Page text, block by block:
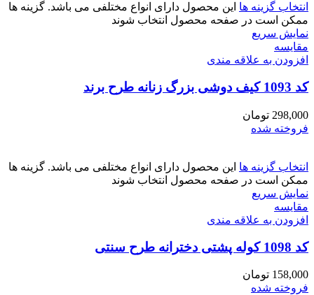
انتخاب گزینه ها این محصول دارای انواع مختلفی می باشد. گزینه ها
ممکن است در صفحه محصول انتخاب شوند
نمایش سریع
مقايسه
افزودن به علاقه مندی
کد 1093 کیف دوشی بزرگ زنانه طرح برند
298,000 تومان
فروخته شده
انتخاب گزینه ها این محصول دارای انواع مختلفی می باشد. گزینه ها
ممکن است در صفحه محصول انتخاب شوند
نمایش سریع
مقايسه
افزودن به علاقه مندی
کد 1098 کوله پشتی دخترانه طرح سنتی
158,000 تومان
فروخته شده